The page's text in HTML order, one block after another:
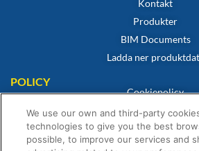
Kontakt
Produkter
BIM Documents
Ladda ner
POLICY
Cookiepolicy
Integritetspolicy
Friskrivning
Försäljningsvillkor
We use our own and third-party
technologies to give you the best
possible, to improve our services and